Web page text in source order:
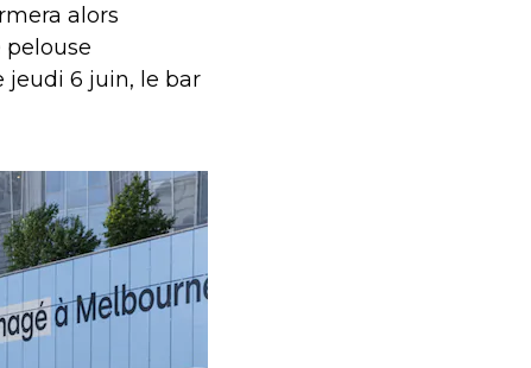
alors
pelouse
jeudi 6 juin, le bar